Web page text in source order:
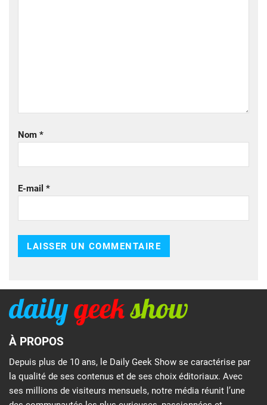
Nom *
E-mail *
À PROPOS
Depuis plus de 10 ans, le Daily Geek Show se caractérise par
la qualité de ses contenus et de ses choix éditoriaux. Avec
ses millions de visiteurs mensuels, notre média réunit l’une